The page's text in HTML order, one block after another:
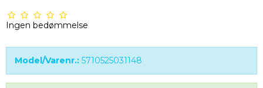
Ingen bedømmelse
Model/Varenr.: 5710525031148